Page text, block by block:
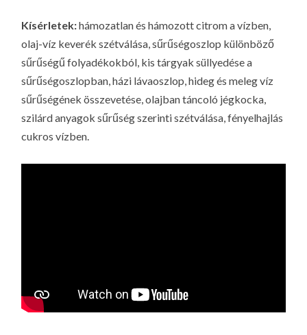
Kísérletek:hámozatlan és hámozott citrom a vízben,
olaj-víz keverék szétválása, sűrűségoszlop különböző
sűrűségű folyadékokból, kis tárgyak süllyedése a
sűrűségoszlopban, házi lávaoszlop, hideg és meleg víz
sűrűségének összevetése, olajban táncoló jégkocka,
szilárd anyagok sűrűség szerinti szétválása, fényelhajlás
cukros vízben.